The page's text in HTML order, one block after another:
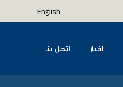
English
اخبار اتصل بنا